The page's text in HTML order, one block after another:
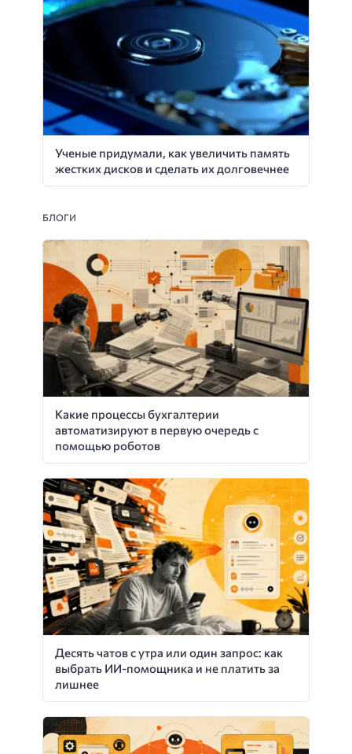
Ученые придумали, как увеличить память
жестких дисков и сделать их долговечнее
БЛОГИ
Какие процессы бухгалтерии
автоматизируют в первую очередь с
помощью роботов
Десять чатов с утра или один запрос: как
выбрать ИИ-помощника и не платить за
лишнее